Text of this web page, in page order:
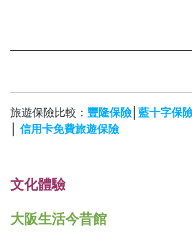
旅遊保險比較： 豐隆保險 藍十字保
信用卡免費旅遊保險
文化體驗
大阪生活今昔館